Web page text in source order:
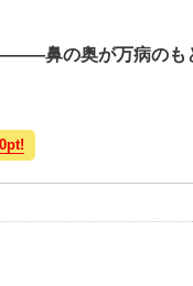
鼻の奥が万病のも